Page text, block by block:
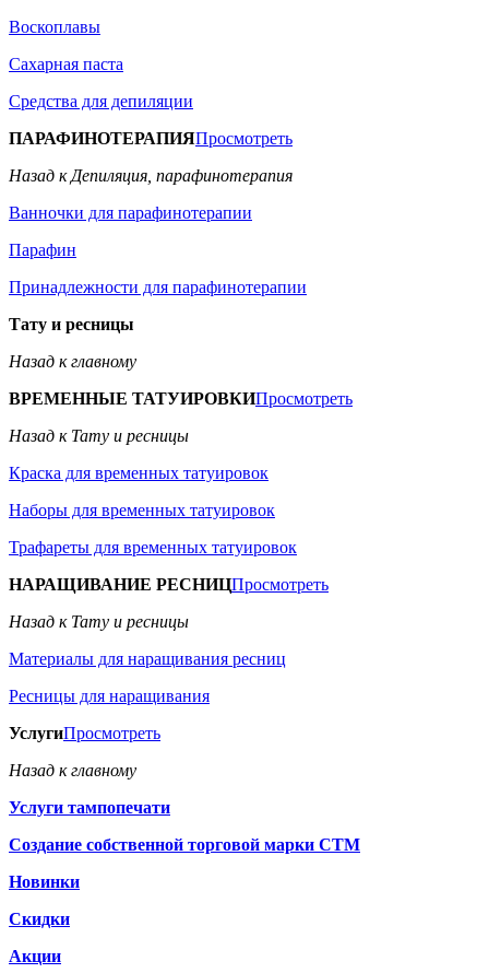
Воскоплавы
Сахарная паста
Средства для депиляции
ПАРАФИНОТЕРАПИЯПросмотреть
Назад к Депиляция, парафинотерапия
Ванночки для парафинотерапии
Парафин
Принадлежности для парафинотерапии
Тату и ресницы
Назад к главному
ВРЕМЕННЫЕ ТАТУИРОВКИПросмотреть
Назад к Тату и ресницы
Краска для временных татуировок
Наборы для временных татуировок
Трафареты для временных татуировок
НАРАЩИВАНИЕ РЕСНИЦПросмотреть
Назад к Тату и ресницы
Материалы для наращивания ресниц
Ресницы для наращивания
УслугиПросмотреть
Назад к главному
Услуги тампопечати
Создание собственной торговой марки СТМ
Новинки
Скидки
Акции